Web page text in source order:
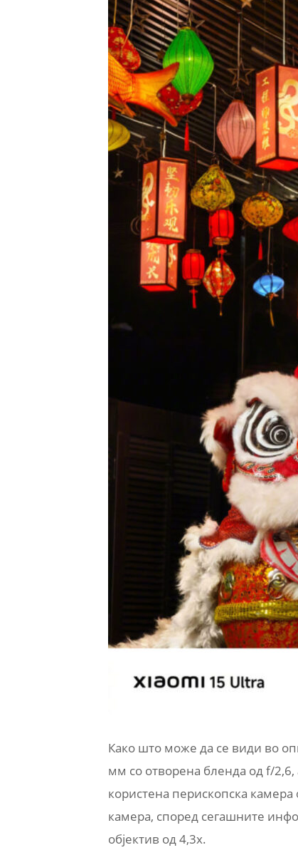
Како што може да се види во
мм со отворена бленда од f/2,6,
користена перископска камера
камера, според сегашните
објектив од 4,3x.